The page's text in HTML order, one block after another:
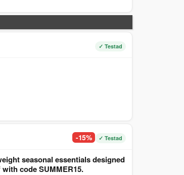
✓ Testad
-15% ✓ Testad
seasonal essentials designed
code SUMMER15.